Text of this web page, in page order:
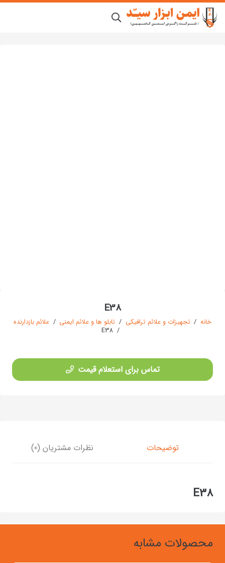
E38
خانه / تجهیزات و علائم ترافیکی / تابلو ها و علائم ایمنی / علائم بازدارنده
/
E38
تماس برای استعلام قیمت
توضیحات نظرات مشتریان (0)
E38
محصولات مشابه